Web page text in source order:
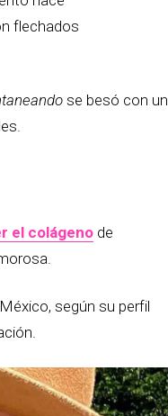
flechados
se besó con un
el colágeno de
según su perfil